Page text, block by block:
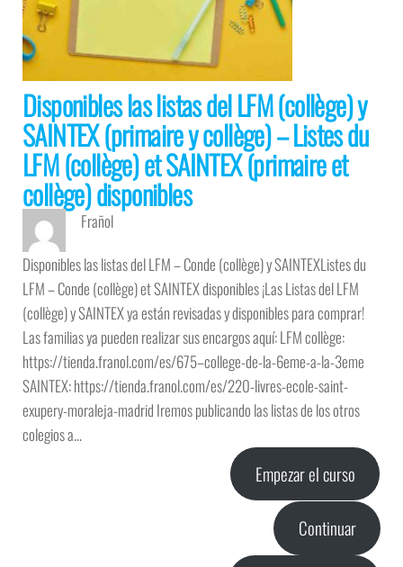
Disponibles las listas del LFM (collège) y
SAINTEX (primaire y collège) – Listes du
LFM (collège) et SAINTEX (primaire et
collège) disponibles
Frañol
Disponibles las listas del LFM – Conde (collège) y SAINTEXListes du
LFM – Conde (collège) et SAINTEX disponibles ¡Las Listas del LFM
(collège) y SAINTEX ya están revisadas y disponibles para comprar!
Las familias ya pueden realizar sus encargos aquí: LFM collège:
https://tienda.franol.com/es/675–college-de-la-6eme-a-la-3eme
SAINTEX: https://tienda.franol.com/es/220-livres-ecole-saint-
exupery-moraleja-madrid Iremos publicando las listas de los otros
colegios a…
Empezar el curso
Continuar